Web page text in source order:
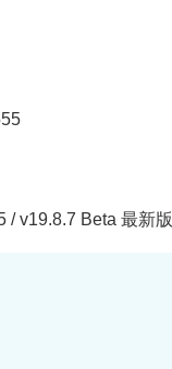
/ v19.8.7 Beta 最新版